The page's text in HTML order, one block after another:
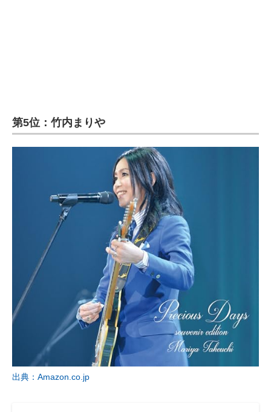
第5位：竹内まりや
出典：Amazon.co.jp